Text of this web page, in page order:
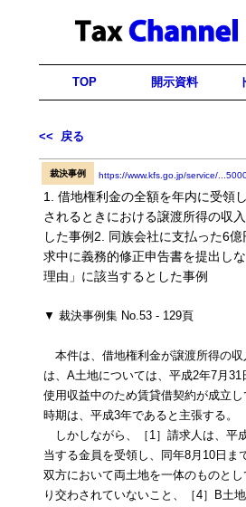
TOP 開示資料
<< 戻る
裁決事例 https://www.kfs.go.jp/service/
1. 借地権利金の全額を年内に受領
されるときにおける譲渡所得の収
した事例2. 同族会社に支払った6
求中に義務的修正申告書を提出し
理由」に該当するとした事例
▼ 裁決事例集 No.53 - 129頁
本件は、借地権利金が譲渡所得の
は、A土地については、平成2年7月
使用収益中のため賃貸借契約が成立
時期は、平成3年であると主張する。
しかしながら、［1］請求人は、平
当する金員を受領し、同年8月10日
双方において両土地を一体のものと
り交わされていないこと、［4］B土